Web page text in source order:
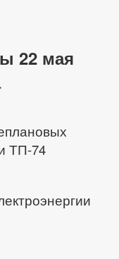
22 мая
ТП-74